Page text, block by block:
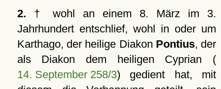
2. † wohl an einem 8. März im 3.
Jahrhundert entschlief, wohl in oder um
Karthago, der heilige Diakon Pontius, der
als Diakon dem heiligen Cyprian (
14. September 258/3) gedient hat, mit